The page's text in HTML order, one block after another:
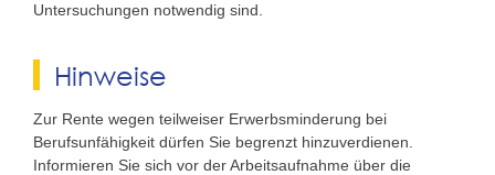
Untersuchungen notwendig sind.
Hinweise
Zur Rente wegen teilweiser Erwerbsminderung bei
Berufsunfähigkeit dürfen Sie begrenzt hinzuverdienen.
Informieren Sie sich vor der Arbeitsaufnahme über die